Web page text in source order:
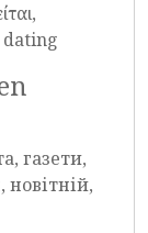
dating
газети,
новітній,